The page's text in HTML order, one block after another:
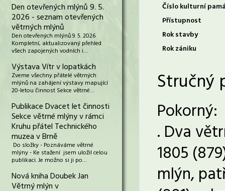
Den otevřených mlýnů 9. 5.
2026 - seznam otevřených
větrných mlýnů
Den otevřených mlýnů 9. 5. 2026
Kompletní, aktualizovaný přehled
všech zapojených vodních i…
Výstava Vítr v lopatkách
Zveme všechny přátelé větrných
mlýnů na zahájení výstavy mapující
20-letou činnost Sekce větrné…
Publikace Dvacet let činnosti
Sekce větrné mlýny v rámci
Kruhu přátel Technického
muzea v Brně
Do složky - Poznáváme větrné
mlýny - Ke stažení jsem uložil celou
publikaci. Je možno si ji po…
Nová kniha Doubek Jan
Větrný mlýn v
Číslo kulturní
Přístupnost
Rok stavby
Rok zániku
Stručný
Pokorný:
. Dva
1805
mlýn,